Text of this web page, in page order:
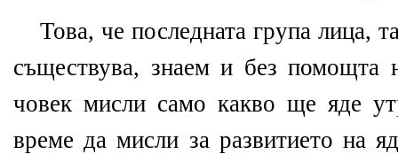
Това, че последната група лица,
съществува, знаем и без помощта
човек мисли само какво ще яде
време да мисли за развитието на